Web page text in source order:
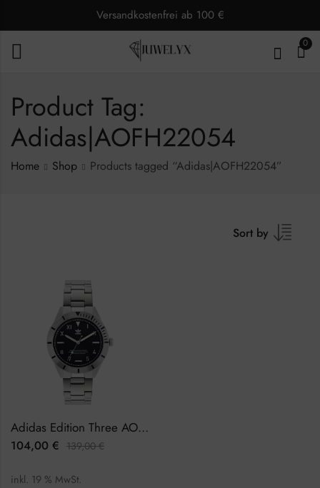
Versandkostenfrei ab 100 €
0
Product Tag:
Adidas|AOFH22054
Home Shop Products tagged “Adidas|AOFH22054”
Sort by
Adidas Edition Three AOFH22054 Herrenuhr
104,00 € 139,00€
inkl. 19 % MwSt.